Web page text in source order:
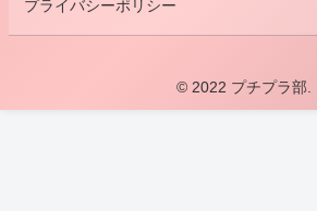
プライバシーポリシー
© 2022 プチプラ部.